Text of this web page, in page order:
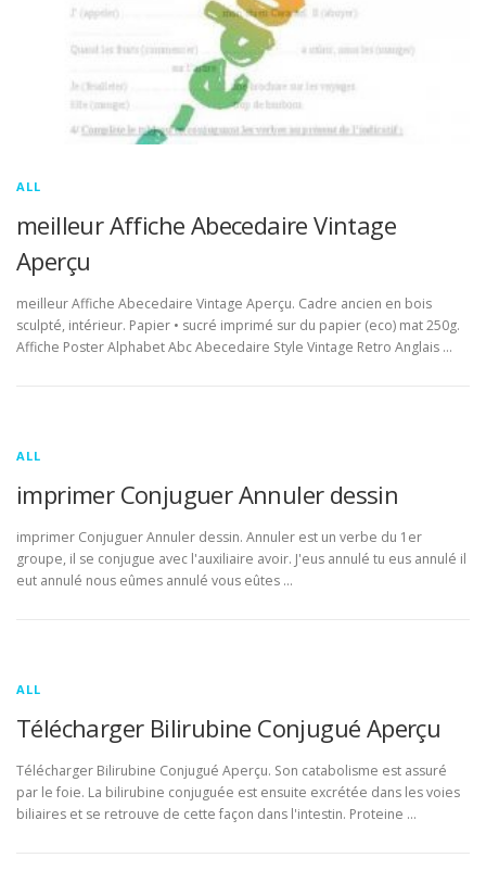
ALL
meilleur Affiche Abecedaire Vintage
Aperçu
meilleur Affiche Abecedaire Vintage Aperçu. Cadre ancien en bois
sculpté, intérieur. Papier • sucré imprimé sur du papier (eco) mat 250g.
Affiche Poster Alphabet Abc Abecedaire Style Vintage Retro Anglais …
ALL
imprimer Conjuguer Annuler dessin
imprimer Conjuguer Annuler dessin. Annuler est un verbe du 1er
groupe, il se conjugue avec l'auxiliaire avoir. J'eus annulé tu eus annulé il
eut annulé nous eûmes annulé vous eûtes …
ALL
Télécharger Bilirubine Conjugué Aperçu
Télécharger Bilirubine Conjugué Aperçu. Son catabolisme est assuré
par le foie. La bilirubine conjuguée est ensuite excrétée dans les voies
biliaires et se retrouve de cette façon dans l'intestin. Proteine …